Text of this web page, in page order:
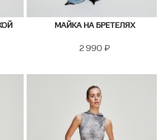
МАЙКА НА БРЕТЕЛЯХ
2 990 ₽